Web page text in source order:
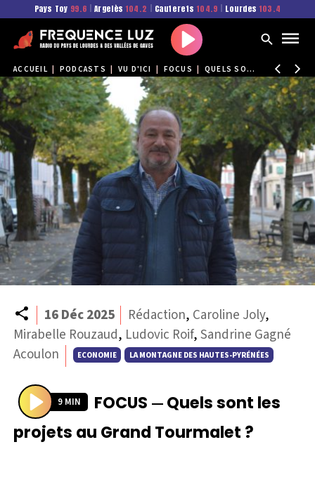
Pays Toy 99.6 Argelès 104.2 Cauterets 104.9 Lourdes 103.4
Play
ACCUEIL PODCASTS VU D'ICI FOCUS QUELS SONT LES PROJETS AU GRAND TOURMALET ?
Partager
16 Déc 2025 Rédaction, Caroline Joly,
Mirabelle Rouzaud, Ludovic Roif,Sandrine Gagné
Acoulon
ECONOMIE LA MONTAGNE DES HAUTES-PYRÉNÉES
P
l
9 MIN FOCUS —Quels sont les
projets au Grand Tourmalet ?